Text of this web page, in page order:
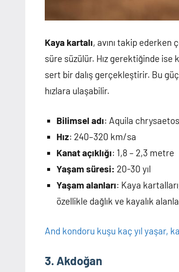
Kaya kartalı, avını takip ederken
süre süzülür. Hız gerektiğinde ise
sert bir dalış gerçekleştirir. Bu
hızlara ulaşabilir.
Bilimsel adı: Aquila chrysaetos
Hız: 240–320 km/sa
Kanat açıklığı: 1,8 – 2,3 metre
Yaşam süresi: 20-30 yıl
Yaşam alanları: Kaya
özellikle dağlık ve kayalık
And kondoru kuşu kaç yıl yaşar,
3. Akdoğan